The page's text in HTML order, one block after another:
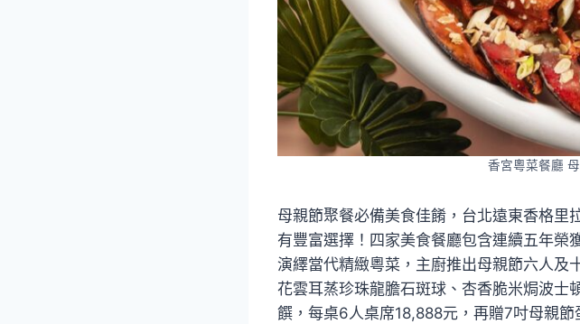
香宮粵菜餐廳
母親節聚餐必備美食佳餚，台北遠東香格里
有豐富選擇！四家美食餐廳包含連續五年榮
演繹當代精緻粵菜，主廚推出母親節六人及
花雲耳蒸珍珠龍膽石斑球、杏香脆米焗波士
饌，每桌6人桌席18,888元，再贈7吋母親